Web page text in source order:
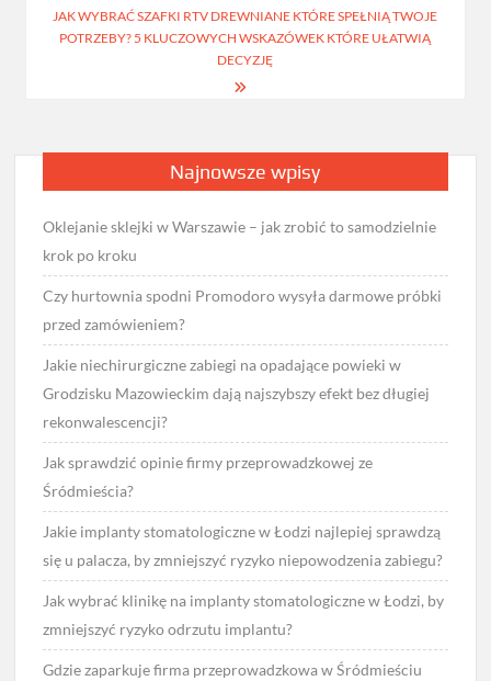
JAK WYBRAĆ SZAFKI RTV DREWNIANE KTÓRE SPEŁNIĄ TWOJE
POTRZEBY? 5 KLUCZOWYCH WSKAZÓWEK KTÓRE UŁATWIĄ
DECYZJĘ
Najnowsze wpisy
Oklejanie sklejki w Warszawie – jak zrobić to samodzielnie
krok po kroku
Czy hurtownia spodni Promodoro wysyła darmowe próbki
przed zamówieniem?
Jakie niechirurgiczne zabiegi na opadające powieki w
Grodzisku Mazowieckim dają najszybszy efekt bez długiej
rekonwalescencji?
Jak sprawdzić opinie firmy przeprowadzkowej ze
Śródmieścia?
Jakie implanty stomatologiczne w Łodzi najlepiej sprawdzą
się u palacza, by zmniejszyć ryzyko niepowodzenia zabiegu?
Jak wybrać klinikę na implanty stomatologiczne w Łodzi, by
zmniejszyć ryzyko odrzutu implantu?
Gdzie zaparkuje firma przeprowadzkowa w Śródmieściu